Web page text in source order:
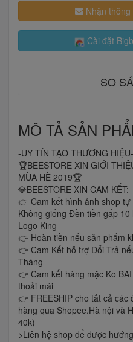
Nhận
Cài đặt
SO
MÔ TẢ SẢN
-UY TÍN TẠO THƯƠNG HIỆU-
🏆BEESTORE XIN GIỚI
MÙA HÈ 2019🏆
💎BEESTORE XIN CAM KẾT:
👉 Cam kết hình ảnh shop
Không giống Đền tiền gấp 10
Logo King
👉 Hoàn tiền nếu sản phẩm
👉 Cam Kết hỗ trợ Đổi Trả
Tháng
👉 Cam kết hàng mặc Ko
thoải mái
👉 FREESHIP cho tất cả các
hàng qua Shopee.Hà nội và
40k)
>Liên hệ shop để được